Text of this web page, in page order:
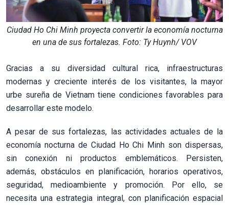
Ciudad Ho Chi Minh proyecta convertir la economía nocturna
en una de sus fortalezas. Foto: Ty Huynh/ VOV
Gracias a su diversidad cultural rica, infraestructuras
modernas y creciente interés de los visitantes, la mayor
urbe sureña de Vietnam tiene condiciones favorables para
desarrollar este modelo.
A pesar de sus fortalezas, las actividades actuales de la
economía nocturna de Ciudad Ho Chi Minh son dispersas,
sin conexión ni productos emblemáticos. Persisten,
además, obstáculos en planificación, horarios operativos,
seguridad, medioambiente y promoción. Por ello, se
necesita una estrategia integral, con planificación espacial